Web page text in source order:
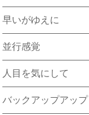
早いがゆえに
並行感覚
人目を気にして
バックアップアップ